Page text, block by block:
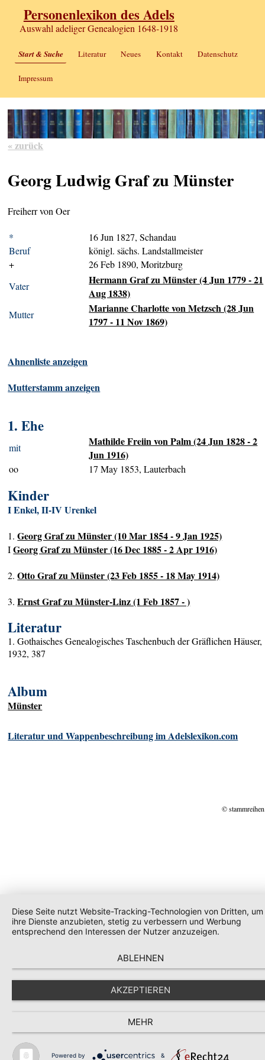
Personenlexikon des Adels
Auswahl adeliger Genealogien 1648-1918
Start & Suche Literatur Neues Kontakt Datenschutz
Impressum
« zurück
Georg Ludwig Graf zu Münster
Freiherr von Oer
*
16 Jun 1827, Schandau
Beruf
königl. sächs. Landstallmeister
+
26 Feb 1890, Moritzburg
Vater
Hermann Graf zu Münster (4 Jun 1779 - 21
Aug 1838)
Mutter
Marianne Charlotte von Metzsch (28 Jun
1797 - 11 Nov 1869)
Ahnenliste anzeigen
Mutterstamm anzeigen
1. Ehe
mit
Mathilde Freiin von Palm (24 Jun 1828 - 2
Jun 1916)
oo 17 May 1853, Lauterbach
Kinder
I Enkel, II-IV Urenkel
1.Georg Graf zu Münster (10 Mar 1854 - 9 Jan 1925)
IGeorg Graf zu Münster (16 Dec 1885 - 2 Apr 1916)
2.Otto Graf zu Münster (23 Feb 1855 - 18 May 1914)
3.Ernst Graf zu Münster-Linz (1 Feb 1857 - )
Literatur
1. Gothaisches Genealogisches Taschenbuch der Gräflichen Häuser,
1932, 387
Album
Münster
Literatur und Wappenbeschreibung im Adelslexikon.com
©
Diese Seite nutzt Website-Tracking-Technologien von Dritten, um
ihre Dienste anzubieten, stetig zu verbessern und Werbung
entsprechend den Interessen der Nutzer anzuzeigen.
ABLEHNEN
AKZEPTIEREN
MEHR
Powered by &